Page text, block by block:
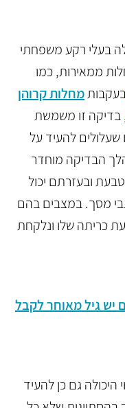
בעלי רקע משפחתי
ממאירות, כמו
מחלות קרוהן
בדיקה זו משמשת
שעלולים להעיד על
הבדיקה מוחדר
ובעזרתם יכול
מסך. במצבים בהם
כריתה שלו ונלקחת
יש גיל מאוחר לקבל
גם כן להעיד